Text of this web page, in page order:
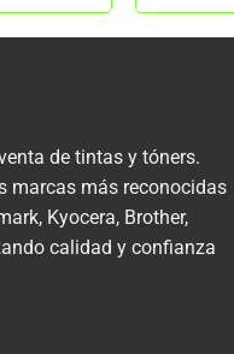
de tintas y tóners.
marcas más reconocidas
Kyocera, Brother,
calidad y confianza